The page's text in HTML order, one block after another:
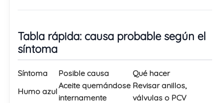
Tabla rápida: causa probable según el
síntoma
Síntoma Posible causa
Qué hacer
Humo azul
Aceite quemándose
internamente
Revisar anillos,
válvulas o PCV